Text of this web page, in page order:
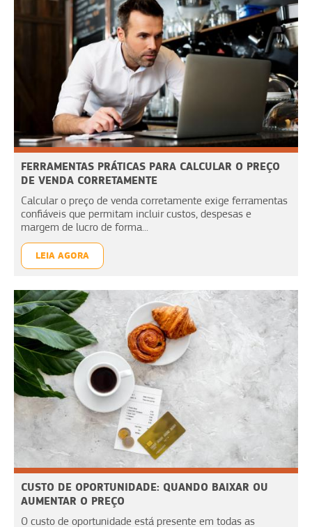
FERRAMENTAS PRÁTICAS PARA CALCULAR O PREÇO
DE VENDA CORRETAMENTE
Calcular o preço de venda corretamente exige ferramentas
confiáveis que permitam incluir custos, despesas e
margem de lucro de forma...
LEIA AGORA
CUSTO DE OPORTUNIDADE: QUANDO BAIXAR OU
AUMENTAR O PREÇO
O custo de oportunidade está presente em todas as